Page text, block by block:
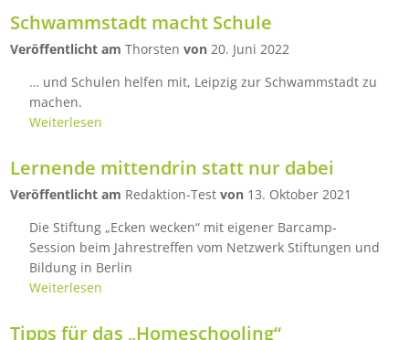
Schwammstadt macht Schule
Veröffentlicht am Thorsten von 20. Juni 2022
… und Schulen helfen mit, Leipzig zur Schwammstadt zu
machen.
Weiterlesen
Lernende mittendrin statt nur dabei
Veröffentlicht am Redaktion-Test von 13. Oktober 2021
Die Stiftung „Ecken wecken“ mit eigener Barcamp-
Session beim Jahrestreffen vom Netzwerk Stiftungen und
Bildung in Berlin
Weiterlesen
Tipps für das „Homeschooling“